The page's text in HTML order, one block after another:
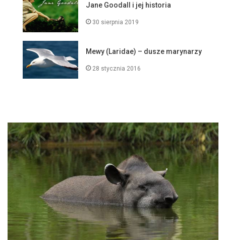
Jane Goodall i jej historia
30 sierpnia 2019
Mewy (Laridae) – dusze marynarzy
28 stycznia 2016